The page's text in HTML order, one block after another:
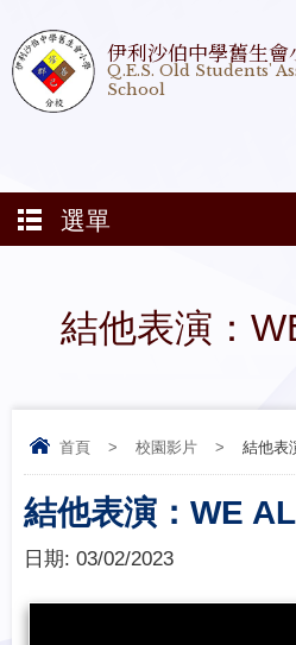
伊利沙伯中學舊生會
Q.E.S. Old Students'
School
選單
結他表演：
首頁 > 校園影片 > 結他表
結他表演：WE
日期: 03/02/2023